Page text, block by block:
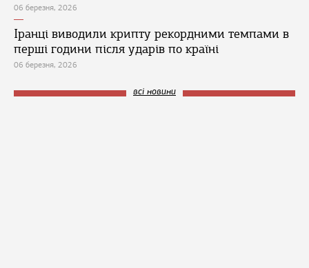
06 березня, 2026
Іранці виводили крипту рекордними темпами в
перші години після ударів по країні
06 березня, 2026
всі новини